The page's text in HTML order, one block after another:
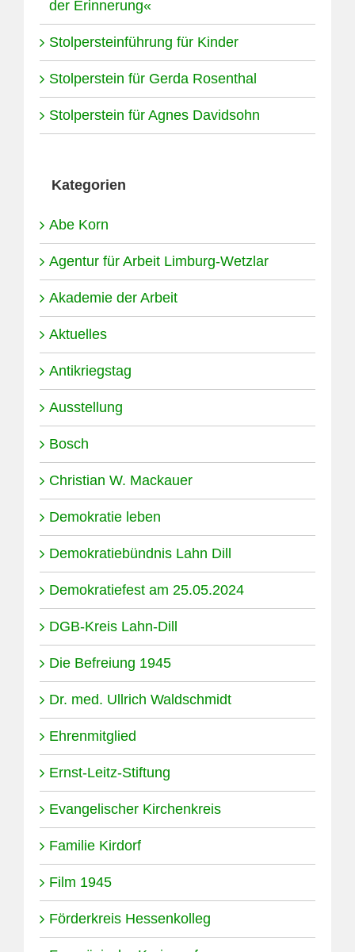
der Erinnerung«
Stolpersteinführung für Kinder
Stolperstein für Gerda Rosenthal
Stolperstein für Agnes Davidsohn
Kategorien
Abe Korn
Agentur für Arbeit Limburg-Wetzlar
Akademie der Arbeit
Aktuelles
Antikriegstag
Ausstellung
Bosch
Christian W. Mackauer
Demokratie leben
Demokratiebündnis Lahn Dill
Demokratiefest am 25.05.2024
DGB-Kreis Lahn-Dill
Die Befreiung 1945
Dr. med. Ullrich Waldschmidt
Ehrenmitglied
Ernst-Leitz-Stiftung
Evangelischer Kirchenkreis
Familie Kirdorf
Film 1945
Förderkreis Hessenkolleg